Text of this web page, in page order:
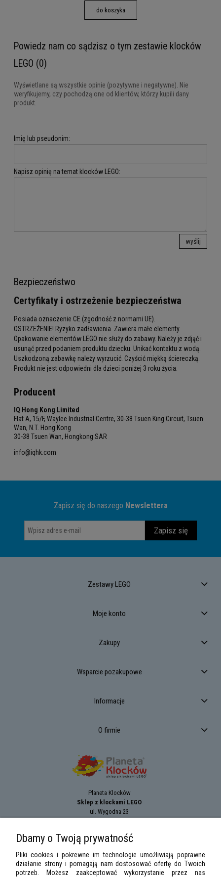
do koszyka
Powiedz nam co sądzisz o tym zestawie klocków
LEGO (0)
Wyświetlane są wszystkie opinie (pozytywne i negatywne). Nie
weryfikujemy, czy pochodzą one od klientów, którzy kupili dany
produkt.
Imię lub pseudonim:
Napisz opinię na temat klocków LEGO:
wyślij
Bezpieczeństwo
Certyfikaty i ostrzeżenie bezpieczeństwa
Posiada oznaczenie CE (zgodność z normami UE).
OSTRZEŻENIE! Ryzyko zadławienia. Zawiera małe elementy.
Opakowanie elementów LEGO nie służy do zabawy. Należy je zdjąć i
usunąć przed podaniem produktu dziecku. Unikać kontaktu z wodą.
Uszkodzoną zabawkę należy wyrzucić. Czyścić miękką ściereczką.
Produkt nie jest odpowiedni dla dzieci poniżej 3 roku życia.
Producent
IQ Hong Kong Limited
Flat A, 15/F, Waylee Industrial Centre, 30-38 Tsuen King Circuit, Tsuen
Wan, N.T. Hong Kong
30-38 Tsuen Wan, Hongkong SAR
info@iqhk.com
Zapisz się do naszego Newslettera
Zapisz się
Zestawy LEGO
Moje konto
Zakupy
Wsparcie pozakupowe
Informacje
O firmie
Planeta Klocków
Sklep z klockami LEGO
ul. Wygodna 23
e-mail:sklep@planetaklockow.pl
Dbamy o Twoją prywatność
Pliki cookies i pokrewne im technologie umożliwiają poprawne
działanie strony i pomagają nam dostosować ofertę do Twoich
potrzeb. Możesz zaakceptować wykorzystanie przez nas